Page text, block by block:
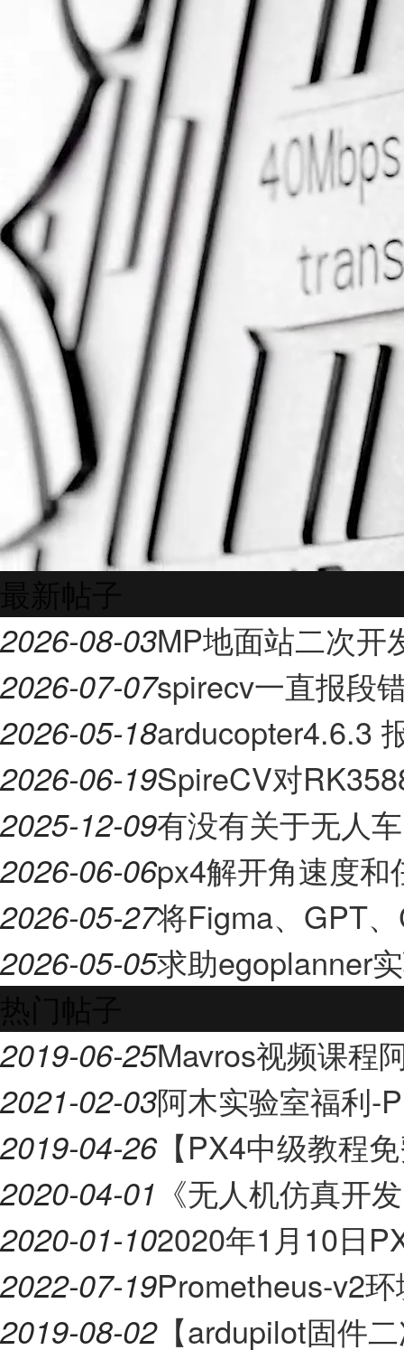
2026-08-03MP地面站二次开
2026-07-07spirecv一直报段
2026-05-18arducopter4.6.3
2026-06-19SpireCV对
2025-12-09有没有关于无人
2026-06-06px4解开角速度
2026-05-27将Figma、GPT
2026-05-05求助egoplanner
2019-06-25Mavros视频课程
2021-02-03阿木实验室福利-
2019-04-26【PX4中级教程
2020-04-01 《无人机仿真开
2020-01-102020年1月10日
2022-07-19Prometheus-v2
2019-08-02【ardupilot固件